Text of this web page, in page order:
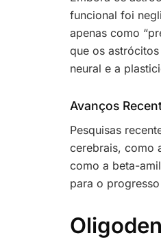
funcional foi
apenas como
que os
neural e a
Avanços
Pesquisas
cerebrais, como
como a beta-
para o